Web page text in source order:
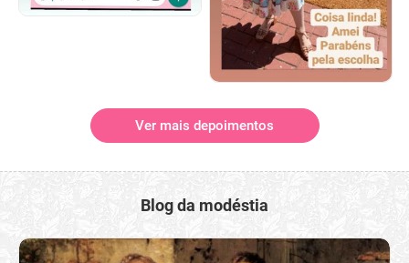
Ver mais depoimentos
Blog da modéstia